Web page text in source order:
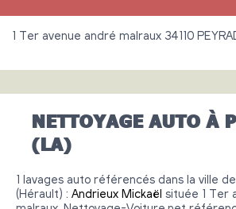
1 Ter avenue andré malraux 34110
NETTOYAGE AUTO À
(LA)
1 lavages auto référencés dans la ville
(Hérault) : Andrieux Mickaël située 1 Ter